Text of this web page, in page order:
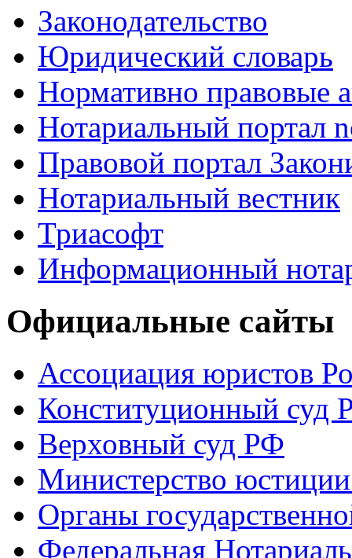
Законодательство
Юридический словарь
Нормативно правовые
Нотариальный портал
Правовой портал
Нотариальный вестник
Триасофт
Информационный
Официальные сайты
Ассоциация юристов
Конституционный суд
Верховный суд РФ
Министерство
Органы
Федеральная